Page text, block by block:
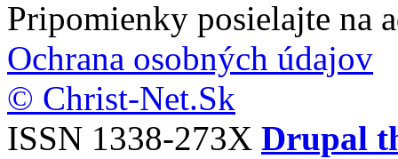
Pripomienky posielajte na
Ochrana osobných údajov
© Christ-Net.Sk
ISSN 1338-273X Drupal